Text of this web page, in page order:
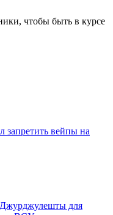
чтобы быть в курсе
запретить вейпы на
для